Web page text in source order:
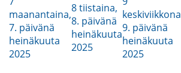
maanantaina,
7. päivänä
heinäkuuta
2025
8tiistaina,
8. päivänä
heinäkuuta
2025
9. päivänä
heinäkuuta
2025